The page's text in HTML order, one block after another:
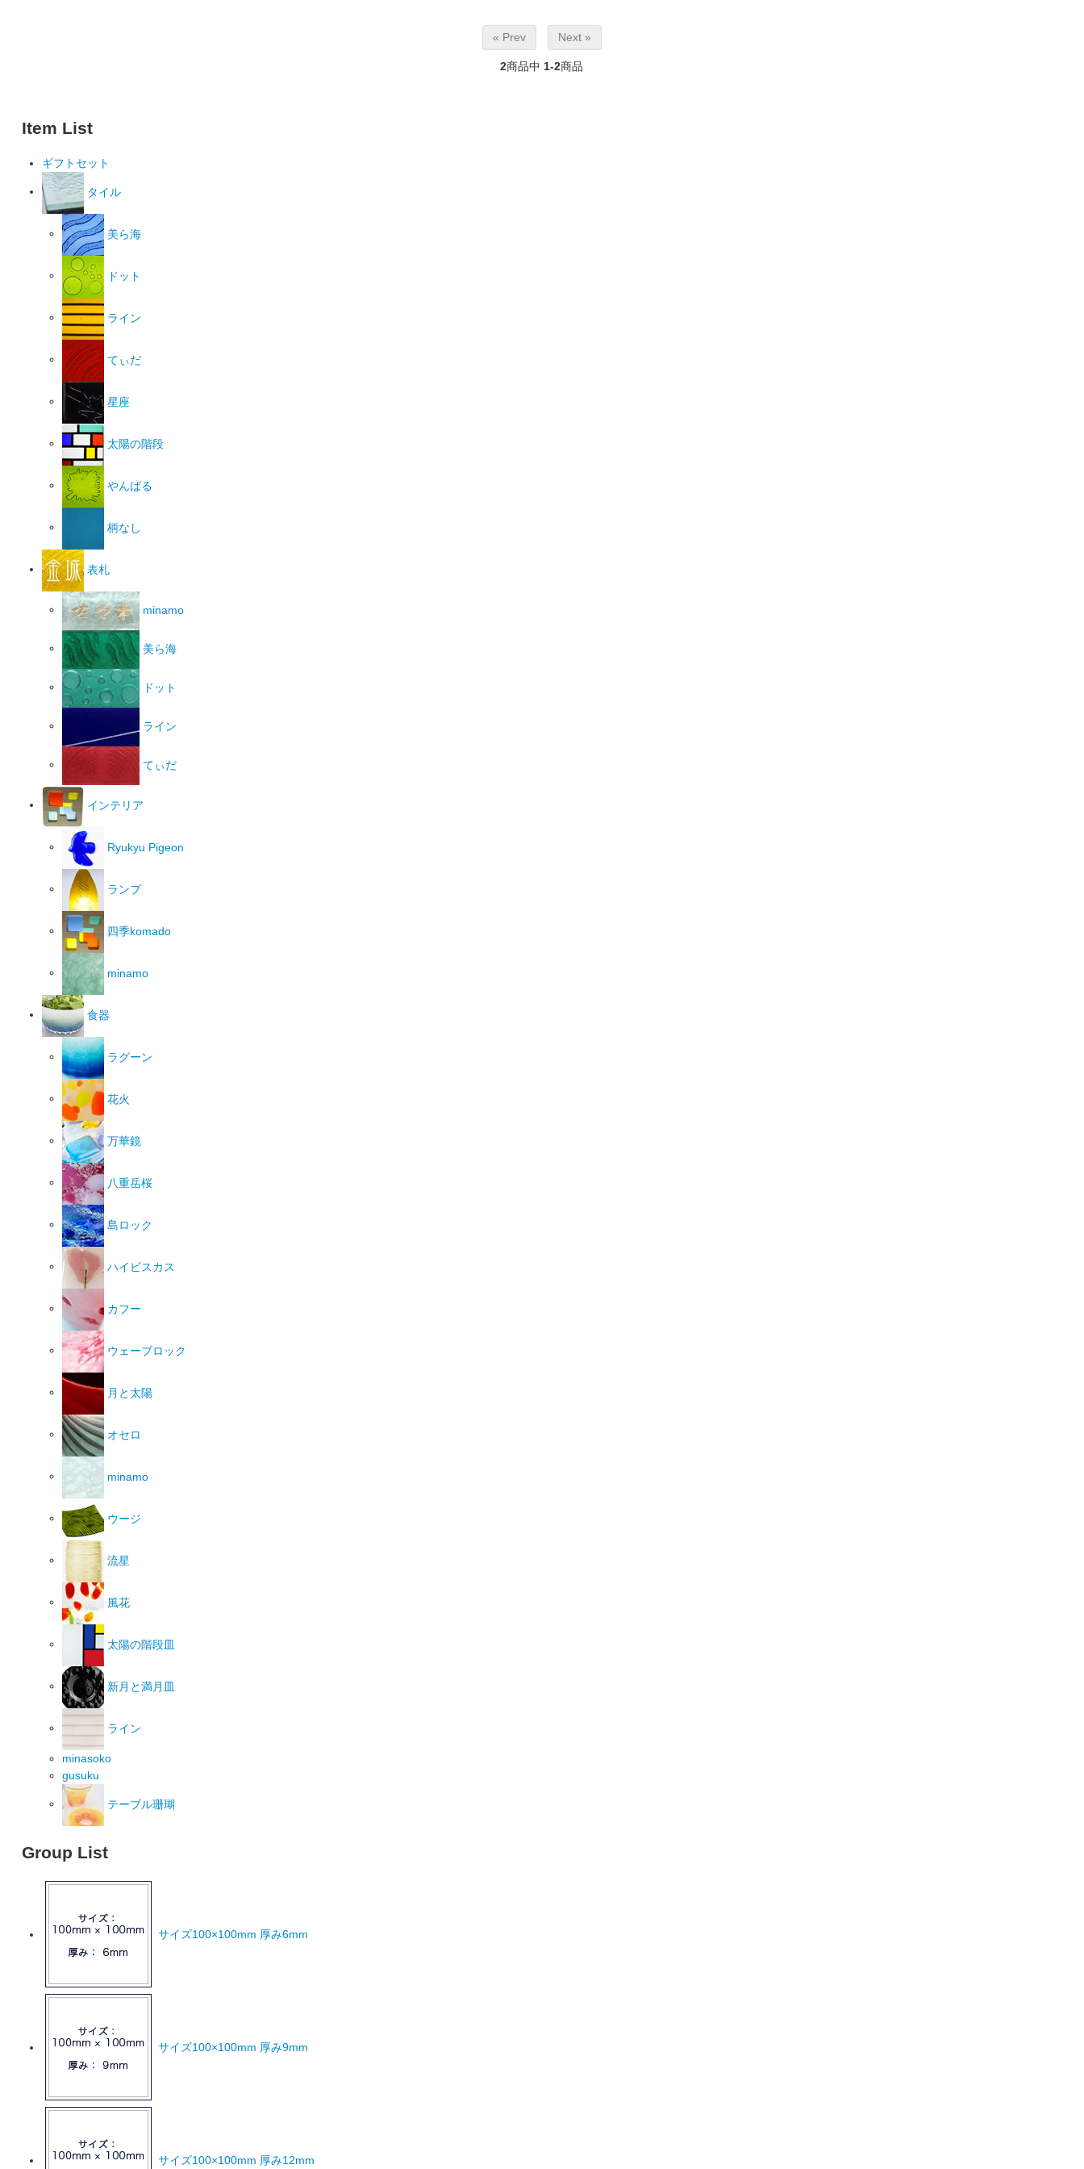
« Prev Next »
2商品中 1-2商品
Item List
ギフトセット
タイル
美ら海
ドット
ライン
てぃだ
星座
太陽の階段
やんばる
柄なし
表札
minamo
美ら海
ドット
ライン
てぃだ
インテリア
Ryukyu Pigeon
ランプ
四季komado
minamo
食器
ラグーン
花火
万華鏡
八重岳桜
島ロック
ハイビスカス
カフー
ウェーブロック
月と太陽
オセロ
minamo
ウージ
流星
風花
太陽の階段皿
新月と満月皿
ライン
minasoko
gusuku
テーブル珊瑚
Group List
サイズ100×100mm 厚み6mm
サイズ100×100mm 厚み9mm
サイズ100×100mm 厚み12mm